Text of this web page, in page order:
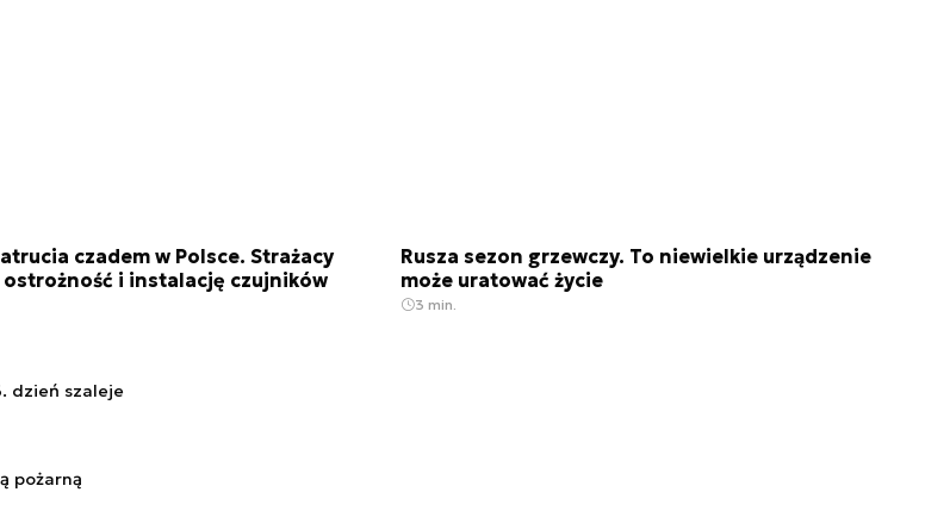
czadem w Polsce. Strażacy
ostrożność i instalację czujników
Rusza sezon grzewczy. To niewielkie urządzenie
może uratować życie
3 min.
dzień szaleje
pożarną